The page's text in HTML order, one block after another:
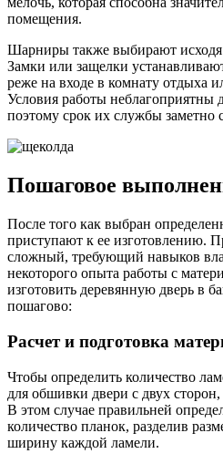
помещения.
Шарниры также выбирают исходя
Замки или защелки
реже на входе в комнату отдыха
Условия работы неблагоприятны
поэтому срок их службы заметно
Пошаговое
После того как выбран
приступают к ее изготовлению.
сложный, требующий навыков
некоторого опыта работы с
изготовить деревянную дверь в
пошагово:
Расчет и подготовка
Чтобы определить количество
для обшивки двери с двух
В этом случае правильней
количество планок, разделив
ширину каждой ламели.